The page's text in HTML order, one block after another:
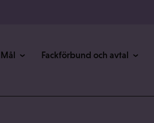
Mål Fackförbund och avtal